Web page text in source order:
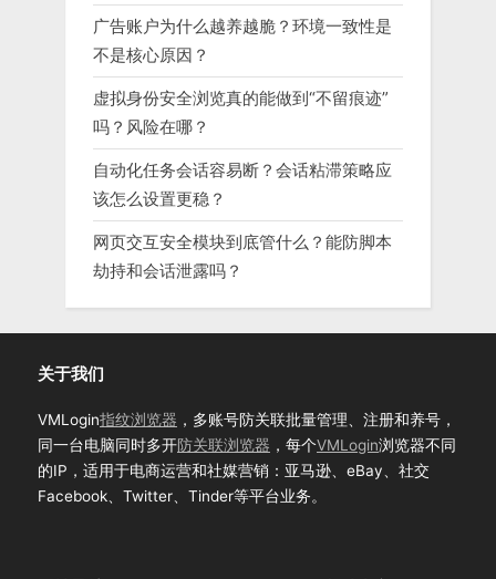
广告账户为什么越养越脆？环境一致性是
不是核心原因？
虚拟身份安全浏览真的能做到“不留痕迹”
吗？风险在哪？
自动化任务会话容易断？会话粘滞策略应
该怎么设置更稳？
网页交互安全模块到底管什么？能防脚本
劫持和会话泄露吗？
关于我们
VMLogin指纹浏览器 ，多账号防关联批量管理、注册和养号，
同一台电脑同时多开防关联浏览器 ，每个VMLogin浏览器不同
的IP，适用于电商运营和社媒营销：亚马逊、eBay、社交
Facebook、Twitter、Tinder等平台业务。